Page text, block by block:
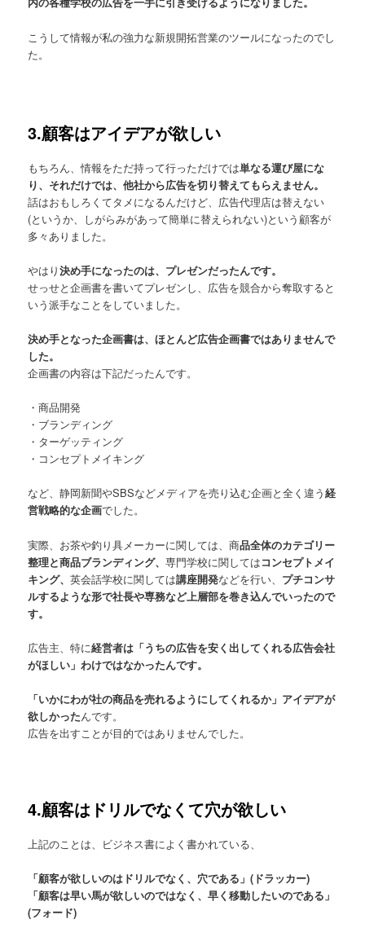
こうして情報が私の強力な新規開拓営業のツールになったのでし
た。
3.顧客はアイデアが欲しい
もちろん、情報をただ持って行っただけでは単なる運び屋にな
り、それだけでは、他社から広告を切り替えてもらえません。
話はおもしろくてタメになるんだけど、広告代理店は替えない
(というか、しがらみがあって簡単に替えられない)という顧客が
多々ありました。
やはり決め手になったのは、プレゼンだったんです。
せっせと企画書を書いてプレゼンし、広告を競合から奪取すると
いう派手なことをしていました。
決め手となった企画書は、ほとんど広告企画書ではありませんで
した。
企画書の内容は下記だったんです。
・商品開発
・ブランディング
・ターゲッティング
・コンセプトメイキング
など、静岡新聞やSBSなどメディアを売り込む企画と全く違う経
営戦略的な企画でした。
実際、お茶や釣り具メーカーに関しては、商品全体のカテゴリー
整理と商品ブランディング、専門学校に関してはコンセプトメイ
キング、英会話学校に関しては講座開発などを行い、 プチコンサ
ルするような形で社長や専務など上層部を巻き込んでいったので
す。
広告主、特に経営者は「うちの広告を安く出してくれる広告会社
がほしい」わけではなかったんです。
「いかにわが社の商品を売れるようにしてくれるか」アイデアが
欲しかったんです。
広告を出すことが目的ではありませんでした。
4.顧客はドリルでなくて穴が欲しい
上記のことは、ビジネス書によく書かれている、
「顧客が欲しいのはドリルでなく、穴である」(ドラッカー)
「顧客は早い馬が欲しいのではなく、早く移動したいのである」
(フォード)